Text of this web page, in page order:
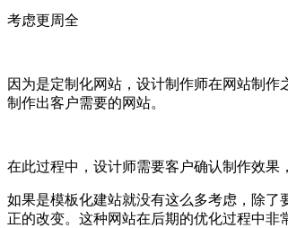
考虑更周全
因为是定制化网站，设计制作师在网站制
制作出客户需要的网站。
在此过程中，设计师需要客户确认制作效果
如果是模板化建站就没有这么多考虑，除
正的改变。这种网站在后期的优化过程中